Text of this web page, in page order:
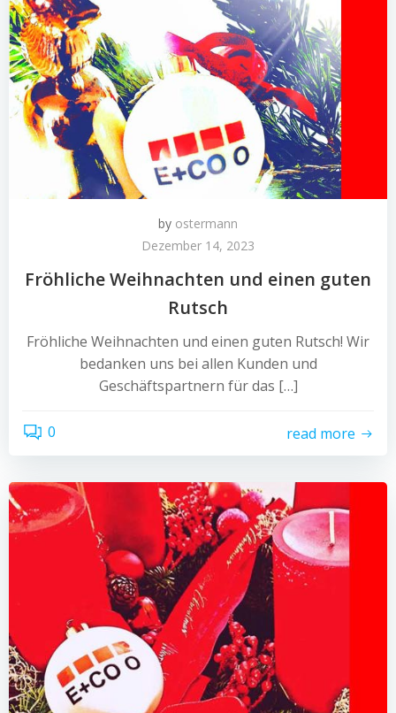
by ostermann
Dezember 14, 2023
Fröhliche Weihnachten und einen guten
Rutsch
Fröhliche Weihnachten und einen guten Rutsch! Wir
bedanken uns bei allen Kunden und
Geschäftspartnern für das […]
0 read more